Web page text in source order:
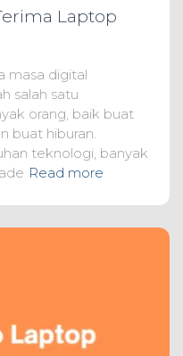
Laptop
masa digital
salah satu
orang, baik buat
buat hiburan.
teknologi, banyak
Read more